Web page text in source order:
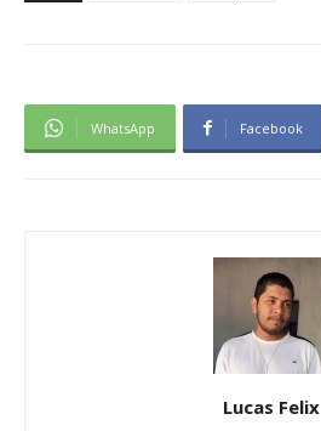
WhatsApp Facebook
Lucas Felix